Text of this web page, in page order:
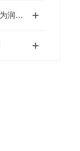
通过新的碳排放法规为润滑油行业服务